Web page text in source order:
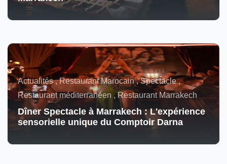
Actualités , Restaurant Marocain , Spectacle ,
Restaurant méditerranéen , Restaurant Marrakech
Dîner Spectacle à Marrakech : L'expérience
sensorielle unique du Comptoir Darna